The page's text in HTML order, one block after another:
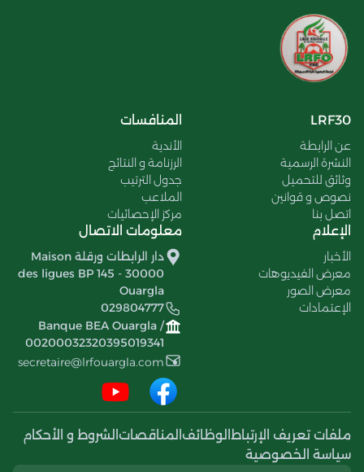
LRF30
عن الرابطة
النشرة الرسمية
وثائق للتحميل
نصوص و قوانين
اتصل بنا
المنافسات
الأندية
الرزنامة و النتائج
جدول الترتيب
الملاعب
مركز الإحصائيات
الإعلام
الأخبار
معرض الفيديوهات
معرض الصور
الإعتمادات
معلومات الاتصال
دار الرابطات ورقلة Maison
des ligues BP 145 - 30000
Ouargla
029804777
Banque BEA Ouargla /
00200032320395019341
secretaire@lrfouargla.com
ملفات تعريف الإرتباط الوظائف المناقصات الشروط و الأحكام
سياسة الخصوصية